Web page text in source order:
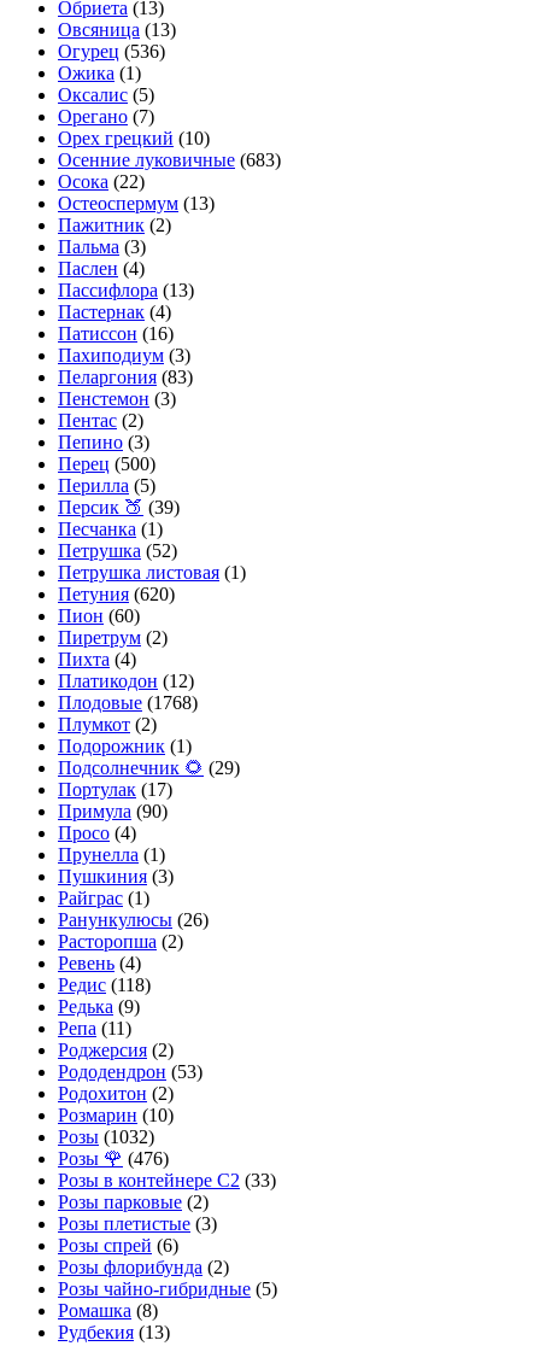
Обриета (13)
Овсяница (13)
Огурец (536)
Ожика (1)
Оксалис (5)
Орегано (7)
Орех грецкий (10)
Осенние луковичные (683)
Осока (22)
Остеоспермум (13)
Пажитник (2)
Пальма (3)
Паслен (4)
Пассифлора (13)
Пастернак (4)
Патиссон (16)
Пахиподиум (3)
Пеларгония (83)
Пенстемон (3)
Пентас (2)
Пепино (3)
Перец (500)
Перилла (5)
Персик 🍑 (39)
Песчанка (1)
Петрушка (52)
Петрушка листовая (1)
Петуния (620)
Пион (60)
Пиретрум (2)
Пихта (4)
Платикодон (12)
Плодовые (1768)
Плумкот (2)
Подорожник (1)
Подсолнечник 🌻 (29)
Портулак (17)
Примула (90)
Просо (4)
Прунелла (1)
Пушкиния (3)
Райграс (1)
Ранункулюсы (26)
Расторопша (2)
Ревень (4)
Редис (118)
Редька (9)
Репа (11)
Роджерсия (2)
Рододендрон (53)
Родохитон (2)
Розмарин (10)
Розы (1032)
Розы 🌹 (476)
Розы в контейнере С2 (33)
Розы парковые (2)
Розы плетистые (3)
Розы спрей (6)
Розы флорибунда (2)
Розы чайно-гибридные (5)
Ромашка (8)
Рудбекия (13)